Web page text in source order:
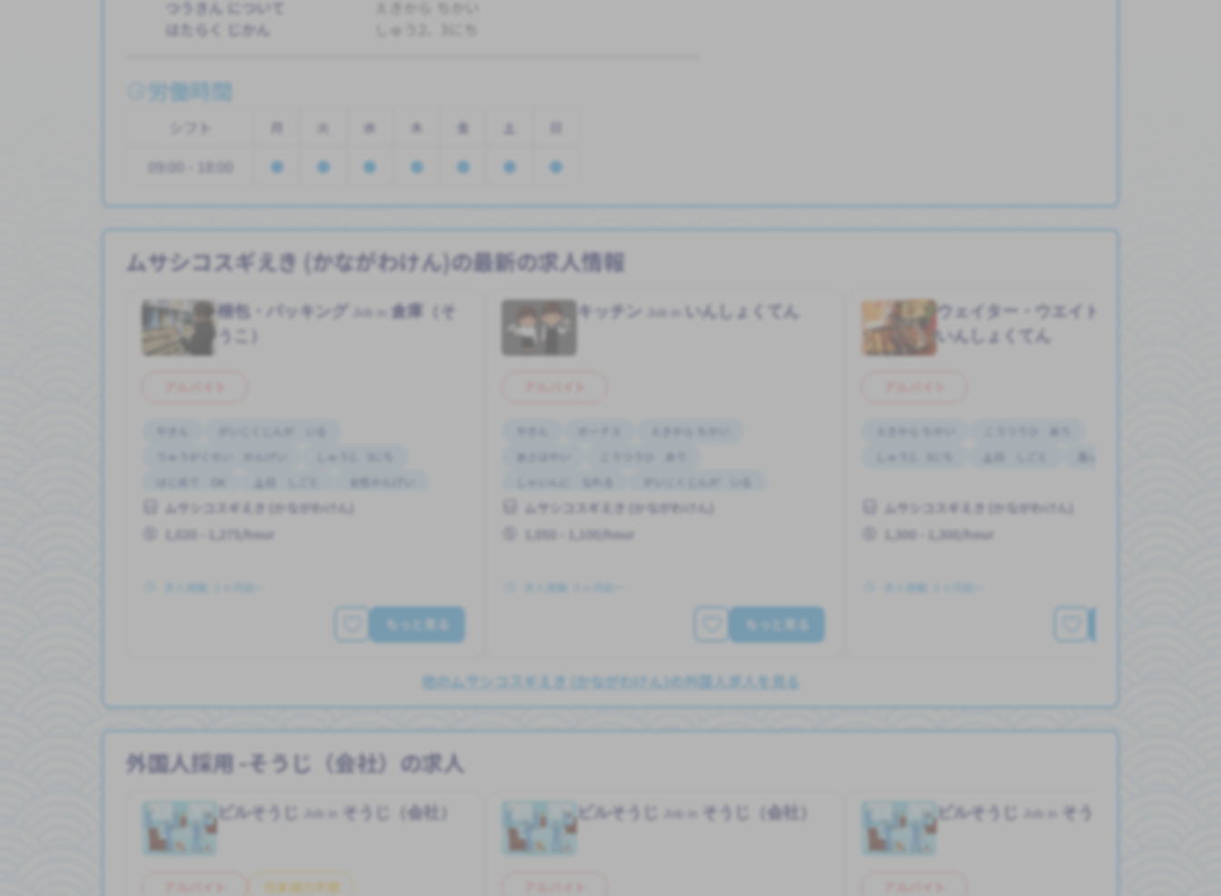
つうきん について
はたらく じかん
しゅう2、3にち
労働時間
シフト 水 木 金 土
09:00 - 18:00
ムサシコスギえき (かながわけん)の最新の求人情報
梱包・パッキング
倉庫（そ
りゅうがくせい かんげい
しゅう2、3にち
はじめて OK
男性かんげい
駅からバスでおむかえ
ムサシコスギえき (かながわけん)
1,020 - 1,275/hour
求人掲載 ３ヶ月前〜
もっと見る
キッチン いんしょくてん
あさはやい
こうつうひ あり
りゅうがくせい かんげい
しゅう2、3にち
ムサシコスギえき (かながわけん)
1,050 - 1,100/hour
求人掲載 ３ヶ月前〜
もっと見る
ウェイター・ウエイトレス
いんしょくてん
こうつうひ あり
しゅう2、3にち
高いきゅうりょう
ムサシコスギえき (かながわけん)
1,300 - 1,300/hour
求人掲載 ３ヶ月前〜
他のムサシコスギえき (かながわけん)の外国人求人を見る
外国人採用 -そうじ（会社）の求人
ビルそうじ そうじ（会社）
日本語力不問
ビルそうじ そうじ（会社） ビルそうじ そうじ（会社）